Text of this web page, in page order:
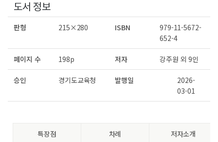
도서 정보
판형 215×280 ISBN
979-11-5672-
652-4
페이지 수 198p 저자 강주원 외 9인
승인 경기도교육청 발행일
2026-
03-01
특장점 차례 저자소개